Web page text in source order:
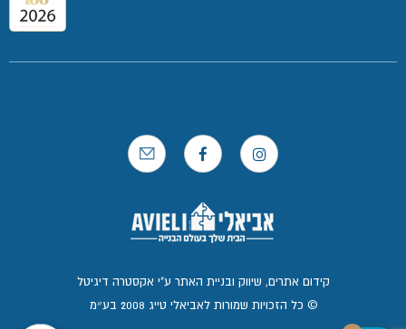
© כל הזכויות שמורות לאביאלי טייג 2008 בע״מ
קידום אתרים, שיווק ובניית האתר ע"י אקסטרה דיגיטל